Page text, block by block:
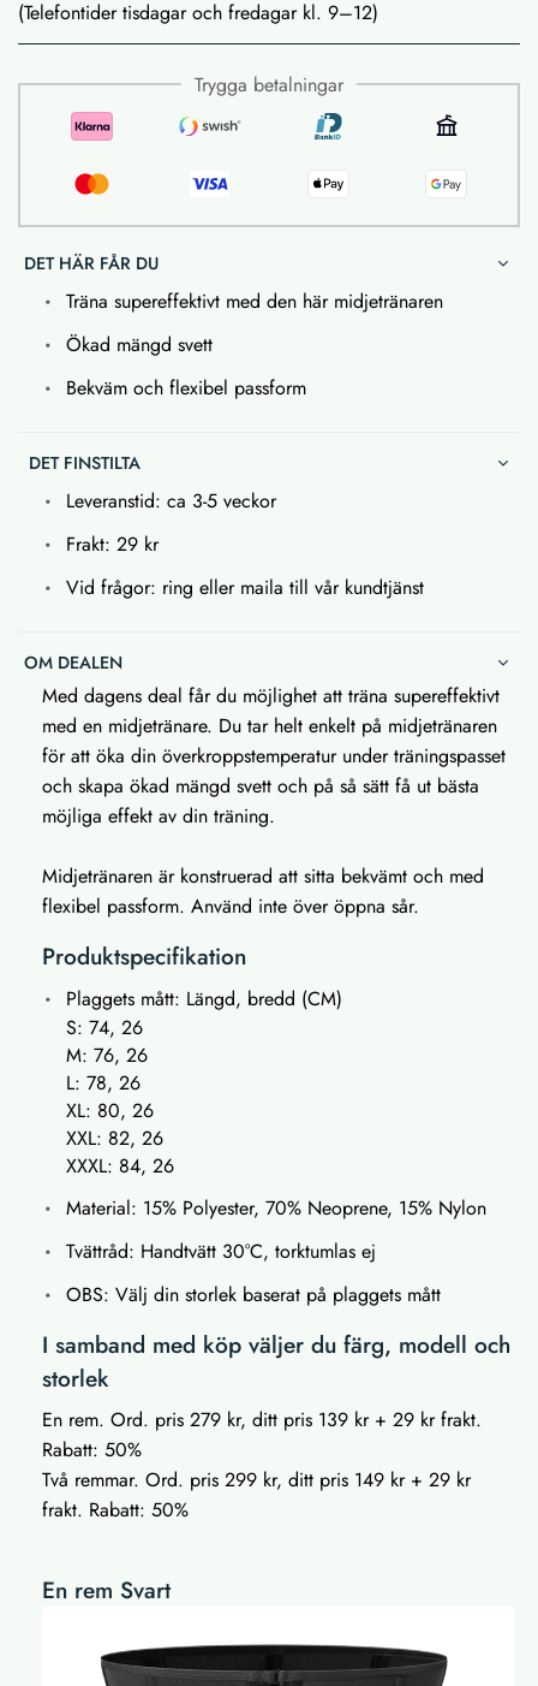
(Telefontider tisdagar och fredagar kl. 9–12)
Trygga betalningar
DET HÄR FÅR DU
Träna supereffektivt med den här midjetränaren
Ökad mängd svett
Bekväm och flexibel passform
DET FINSTILTA
Leveranstid: ca 3-5 veckor
Frakt: 29 kr
Vid frågor: ring eller maila till vår kundtjänst
OM DEALEN
Med dagens deal får du möjlighet att träna supereffektivt
med en midjetränare. Du tar helt enkelt på midjetränaren
för att öka din överkroppstemperatur under träningspasset
och skapa ökad mängd svett och på så sätt få ut bästa
möjliga effekt av din träning.
Midjetränaren är konstruerad att sitta bekvämt och med
flexibel passform. Använd inte över öppna sår.
Produktspecifikation
Plaggets mått: Längd, bredd (CM)
S: 74, 26
M: 76, 26
L: 78, 26
XL: 80, 26
XXL: 82, 26
XXXL: 84, 26
Material: 15% Polyester, 70% Neoprene, 15% Nylon
Tvättråd: Handtvätt 30°C, torktumlas ej
OBS: Välj din storlek baserat på plaggets mått
I samband med köp väljer du färg, modell och
storlek
En rem. Ord. pris 279 kr, ditt pris 139 kr + 29 kr frakt.
Rabatt: 50%
Två remmar. Ord. pris 299 kr, ditt pris 149 kr + 29 kr
frakt. Rabatt: 50%
En rem Svart